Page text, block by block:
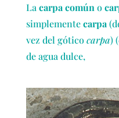
La carpa común o
simplementecarpa
vez del góticocarpa​) (
de agua dulce,